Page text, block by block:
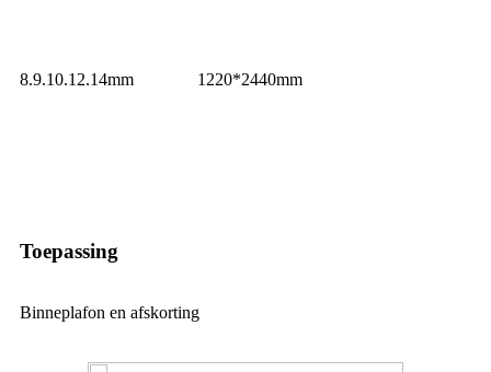
8.9.10.12.14mm 1220*2440mm
Toepassing
Binneplafon en afskorting